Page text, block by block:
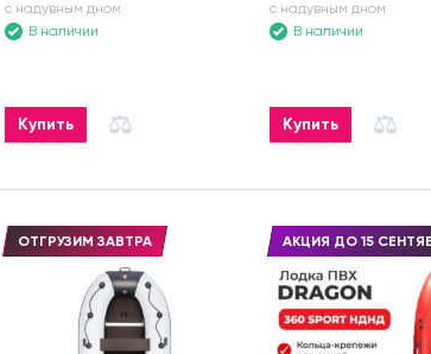
с надувным дном
В наличии
Купить
с надувным дном
В наличии
Купить
ОТГРУЗИМ ЗАВТРА АКЦИЯ ДО 15